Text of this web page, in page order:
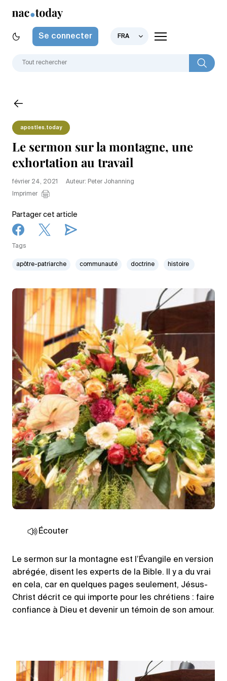
Se connecter FRA
apostles.today
Le sermon sur la montagne, une
exhortation au travail
février 24, 2021
Auteur: Peter Johanning
Imprimer
Partager cet article
Tags
apôtre-patriarche communauté doctrine histoire
Écouter
Le sermon sur la montagne est l’Évangile en version
abrégée, disent les experts de la Bible. Il y a du vrai
en cela, car en quelques pages seulement, Jésus-
Christ décrit ce qui importe pour les chrétiens : faire
confiance à Dieu et devenir un témoin de son amour.